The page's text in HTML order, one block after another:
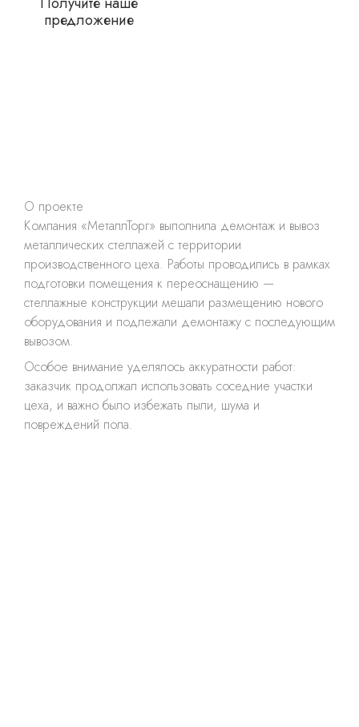
предложение
О проекте
Компания «МеталлТорг» выполнила демонтаж и вывоз
металлических стеллажей с территории
производственного цеха. Работы проводились в рамках
подготовки помещения к переоснащению —
стеллажные конструкции мешали размещению нового
оборудования и подлежали демонтажу с последующим
вывозом.
Особое внимание уделялось аккуратности работ:
заказчик продолжал использовать соседние участки
цеха, и важно было избежать пыли, шума и
повреждений пола.